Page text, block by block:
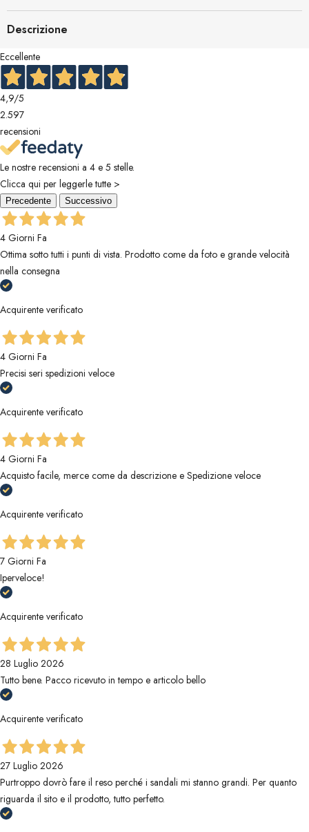
Descrizione
Eccellente
4,9/5
2.597
recensioni
Le nostre recensioni a 4 e 5 stelle.
Clicca qui per leggerle tutte >
Precedente Successivo
4 Giorni Fa
Ottima sotto tutti i punti di vista. Prodotto come da foto e grande velocità
nella consegna
Acquirente verificato
4 Giorni Fa
Precisi seri spedizioni veloce
Acquirente verificato
4 Giorni Fa
Acquisto facile, merce come da descrizione e Spedizione veloce
Acquirente verificato
7 Giorni Fa
Iperveloce!
Acquirente verificato
28 Luglio 2026
Tutto bene. Pacco ricevuto in tempo e articolo bello
Acquirente verificato
27 Luglio 2026
Purtroppo dovrò fare il reso perché i sandali mi stanno grandi. Per quanto
riguarda il sito e il prodotto, tutto perfetto.